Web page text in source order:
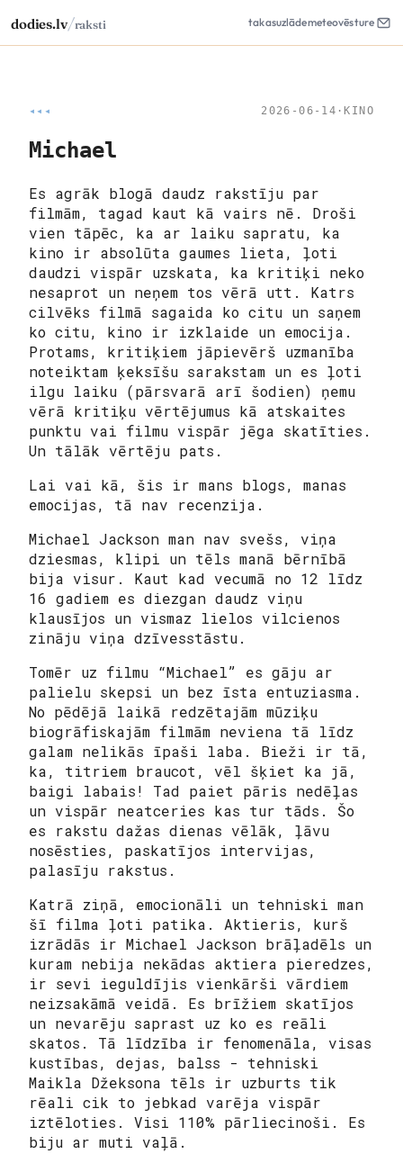
dodies.lv/raksti takasuzlādemeteovēsture
◂◂◂ 2026-06-14 · KINO
Michael
Es agrāk blogā daudz rakstīju par
filmām, tagad kaut kā vairs nē. Droši
vien tāpēc, ka ar laiku sapratu, ka
kino ir absolūta gaumes lieta, ļoti
daudzi vispār uzskata, ka kritiķi neko
nesaprot un neņem tos vērā utt. Katrs
cilvēks filmā sagaida ko citu un saņem
ko citu, kino ir izklaide un emocija.
Protams, kritiķiem jāpievērš uzmanība
noteiktam ķeksīšu sarakstam un es ļoti
ilgu laiku (pārsvarā arī šodien) ņemu
vērā kritiķu vērtējumus kā atskaites
punktu vai filmu vispār jēga skatīties.
Un tālāk vērtēju pats.
Lai vai kā, šis ir mans blogs, manas
emocijas, tā nav recenzija.
Michael Jackson man nav svešs, viņa
dziesmas, klipi un tēls manā bērnībā
bija visur. Kaut kad vecumā no 12 līdz
16 gadiem es diezgan daudz viņu
klausījos un vismaz lielos vilcienos
zināju viņa dzīvesstāstu.
Tomēr uz filmu “Michael” es gāju ar
palielu skepsi un bez īsta entuziasma.
No pēdējā laikā redzētajām mūziķu
biogrāfiskajām filmām neviena tā līdz
galam nelikās īpaši laba. Bieži ir tā,
ka, titriem braucot, vēl šķiet ka jā,
baigi labais! Tad paiet pāris nedēļas
un vispār neatceries kas tur tāds. Šo
es rakstu dažas dienas vēlāk, ļāvu
nosēsties, paskatījos intervijas,
palasīju rakstus.
Katrā ziņā, emocionāli un tehniski man
šī filma ļoti patika. Aktieris, kurš
izrādās ir Michael Jackson brāļadēls un
kuram nebija nekādas aktiera pieredzes,
ir sevi ieguldījis vienkārši vārdiem
neizsakāmā veidā. Es brīžiem skatījos
un nevarēju saprast uz ko es reāli
skatos. Tā līdzība ir fenomenāla, visas
kustības, dejas, balss - tehniski
Maikla Džeksona tēls ir uzburts tik
rēali cik to jebkad varēja vispār
iztēloties. Visi 110% pārliecinoši. Es
biju ar muti vaļā.